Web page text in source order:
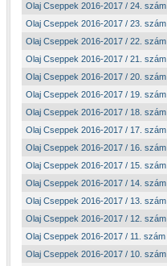
Olaj Cseppek 2016-2017 / 24. szám
Olaj Cseppek 2016-2017 / 23. szám
Olaj Cseppek 2016-2017 / 22. szám
Olaj Cseppek 2016-2017 / 21. szám
Olaj Cseppek 2016-2017 / 20. szám
Olaj Cseppek 2016-2017 / 19. szám
Olaj Cseppek 2016-2017 / 18. szám
Olaj Cseppek 2016-2017 / 17. szám
Olaj Cseppek 2016-2017 / 16. szám
Olaj Cseppek 2016-2017 / 15. szám
Olaj Cseppek 2016-2017 / 14. szám
Olaj Cseppek 2016-2017 / 13. szám
Olaj Cseppek 2016-2017 / 12. szám
Olaj Cseppek 2016-2017 / 11. szám
Olaj Cseppek 2016-2017 / 10. szám